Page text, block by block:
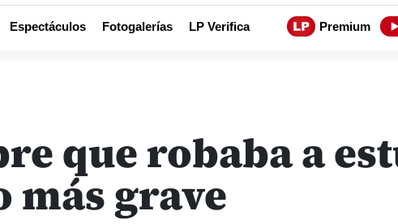
Espectáculos Fotogalerías LP Verifica Premium
que robaba a
grave